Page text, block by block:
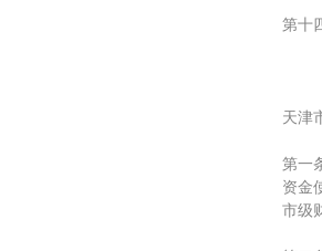
第十
天津
第一
资金
市级